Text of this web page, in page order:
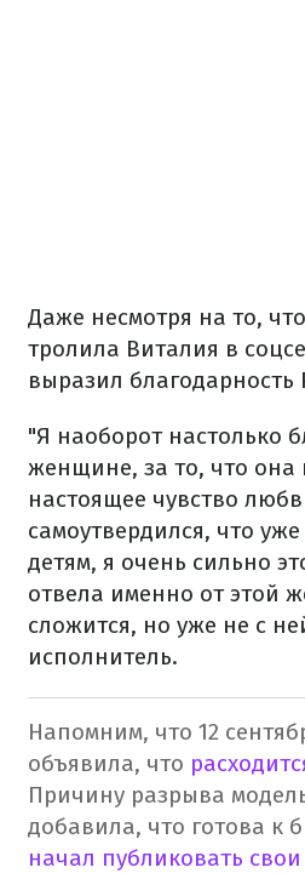
Даже несмотря на то,
тролила Виталия в
выразил благодарность
"Я наоборот настолько
женщине, за то, что она
настоящее чувство
самоутвердился, что
детям, я очень сильно
отвела именно от этой
сложится, но уже не с
исполнитель.
Напомним, что 12
объявила, что
Причину разрыва
добавила, что готова к
начал публиковать свои